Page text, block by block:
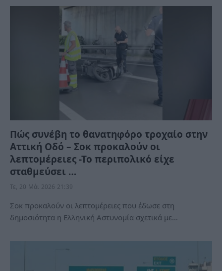
Πώς συνέβη το θανατηφόρο τροχαίο στην
Αττική Οδό – Σοκ προκαλούν οι
λεπτομέρειες -Το περιπολικό είχε
σταθμεύσει …
Τε, 20 Μάι 2026 21:39
Σοκ προκαλούν οι λεπτομέρειες που έδωσε στη
δημοσιότητα η Ελληνική Αστυνομία σχετικά με…